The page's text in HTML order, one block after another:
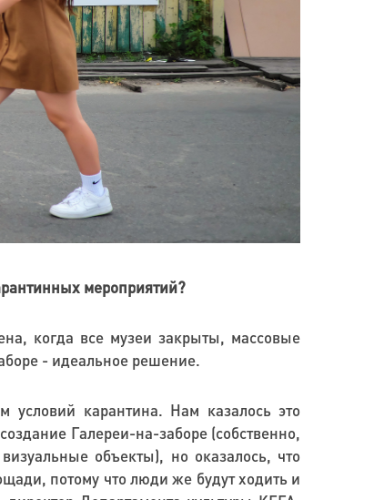
мероприятий?
когда все музеи закрыты, массовые
- идеальное решение.
карантина. Нам казалось это
Галереи-на-заборе (собственно,
объекты), но оказалось, что
потому что люди же будут ходить и